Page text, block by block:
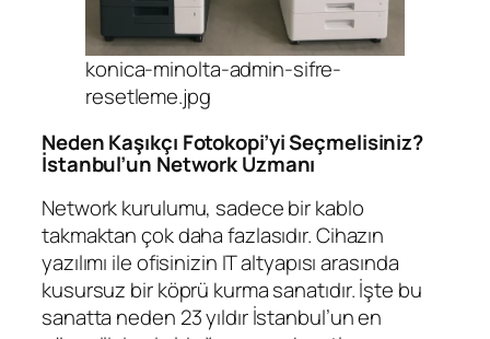
konica-minolta-admin-sifre-
resetleme.jpg
Neden Kaşıkçı Fotokopi’yi Seçmelisiniz?
İstanbul’un Network Uzmanı
Network kurulumu, sadece bir kablo
takmaktan çok daha fazlasıdır. Cihazın
yazılımı ile ofisinizin IT altyapısı arasında
kusursuz bir köprü kurma sanatıdır. İşte bu
sanatta neden 23 yıldır İstanbul’un en